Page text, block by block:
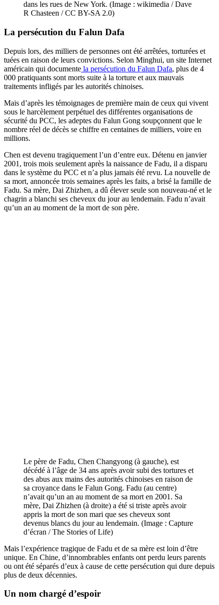
dans les rues de New York. (Image : wikimedia / Dave
R Chasteen / CC BY-SA 2.0)
La persécution du Falun Dafa
Depuis lors, des milliers de personnes ont été arrêtées, torturées et
tuées en raison de leurs convictions. Selon Minghui, un site Internet
américain qui documente la persécution du Falun Dafa, plus de 4
000 pratiquants sont morts suite à la torture et aux mauvais
traitements infligés par les autorités chinoises.
Mais d’après les témoignages de première main de ceux qui vivent
sous le harcèlement perpétuel des différentes organisations de
sécurité du PCC, les adeptes du Falun Gong soupçonnent que le
nombre réel de décès se chiffre en centaines de milliers, voire en
millions.
Chen est devenu tragiquement l’un d’entre eux. Détenu en janvier
2001, trois mois seulement après la naissance de Fadu, il a disparu
dans le système du PCC et n’a plus jamais été revu. La nouvelle de
sa mort, annoncée trois semaines après les faits, a brisé la famille de
Fadu. Sa mère, Dai Zhizhen, a dû élever seule son nouveau-né et le
chagrin a blanchi ses cheveux du jour au lendemain. Fadu n’avait
qu’un an au moment de la mort de son père.
Le père de Fadu, Chen Changyong (à gauche), est
décédé à l’âge de 34 ans après avoir subi des tortures et
des abus aux mains des autorités chinoises en raison de
sa croyance dans le Falun Gong. Fadu (au centre)
n’avait qu’un an au moment de sa mort en 2001. Sa
mère, Dai Zhizhen (à droite) a été si triste après avoir
appris la mort de son mari que ses cheveux sont
devenus blancs du jour au lendemain. (Image : Capture
d’écran / The Stories of Life)
Mais l’expérience tragique de Fadu et de sa mère est loin d’être
unique. En Chine, d’innombrables enfants ont perdu leurs parents
ou ont été séparés d’eux à cause de cette persécution qui dure depuis
plus de deux décennies.
Un nom chargé d’espoir